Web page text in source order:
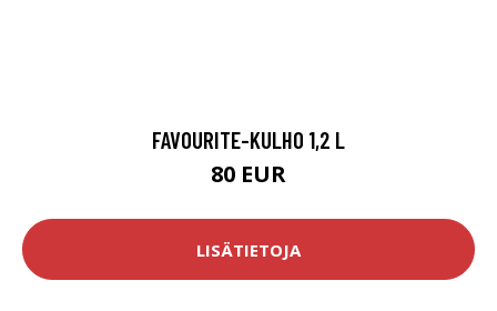
FAVOURITE-KULHO 1,2 L
80 EUR
LISÄTIETOJA